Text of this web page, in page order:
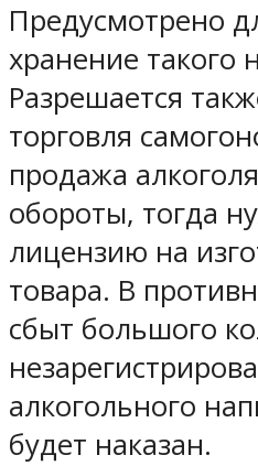
Предусмотрено
хранение такого
Разрешается
торговля
продажа
обороты, тогда
лицензию на
товара. В
сбыт большого
алкогольного
будет наказан.